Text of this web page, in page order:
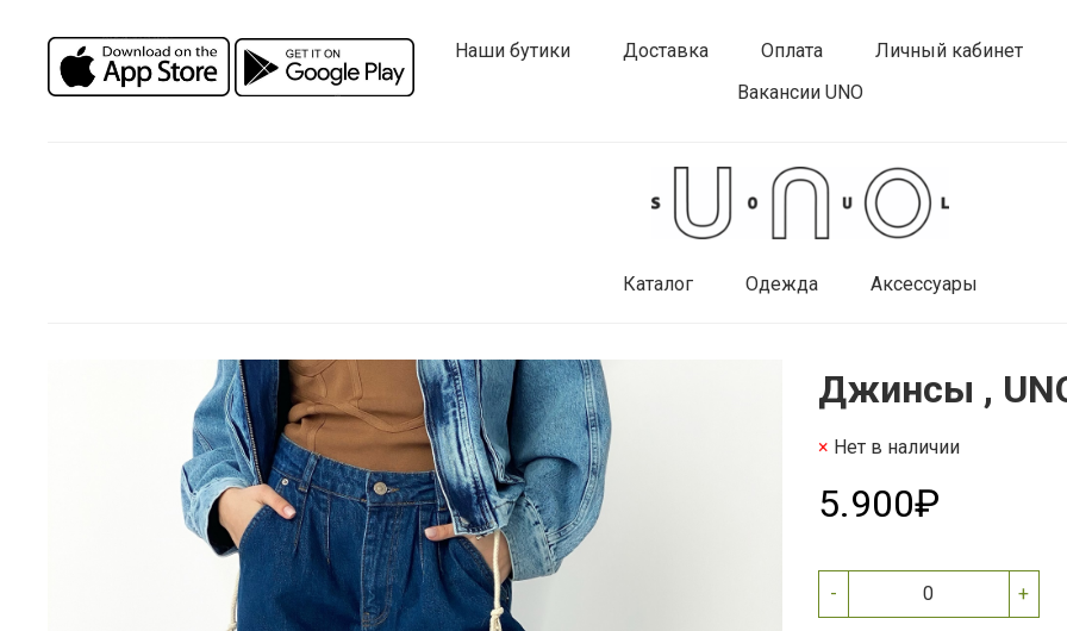
Наши бутики Доставка Оплата Личный кабинет
Вакансии UNO
Каталог Одежда Аксессуары
Джинсы ,
Нет в наличии
5.900₽
- +